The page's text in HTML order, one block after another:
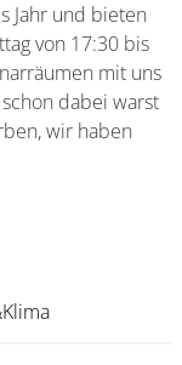
Jahr und bieten
von 17:30 bis
mit uns
dabei warst
wir haben